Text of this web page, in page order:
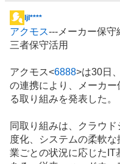
掲
示
板
事
ljI****
アクモス---メーカー保守
三者保守活用
アクモス<6888>は30日
の連携により、メーカ
る取り組みを発表した。
同取り組みは、クラウ
度化、システムの柔軟
業ごとの状況に応じたIT